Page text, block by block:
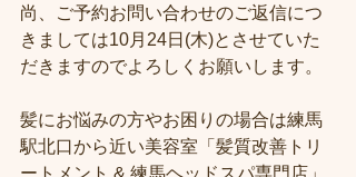
尚、ご予約お問い合わせのご返信につ
きましては10月24日(木)とさせていた
だきますのでよろしくお願いします。
髪にお悩みの方やお困りの場合は練馬
駅北口から近い美容室「髪質改善トリ
ートメント & 練馬ヘッドスパ専門店」